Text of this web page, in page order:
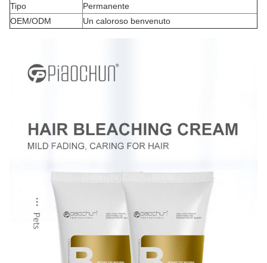
Tipo
Permanente
OEM/ODM
Un caloroso benvenuto